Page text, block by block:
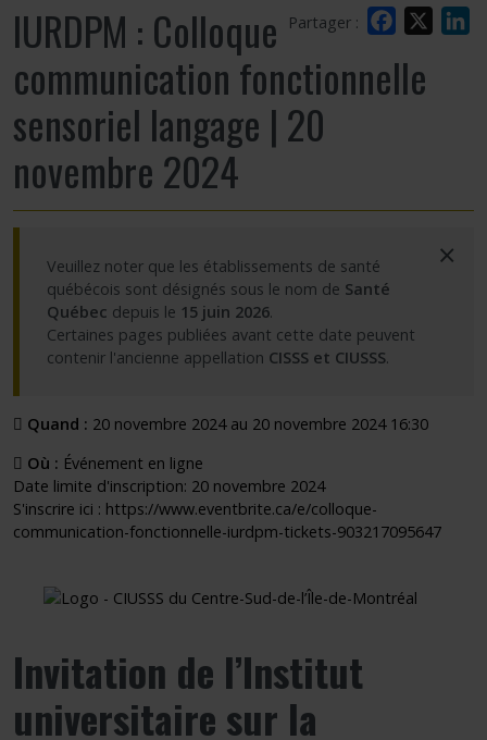
Partager : Facebook
IURDPM : Colloque
communication fonctionnelle
sensoriel langage | 20
novembre 2024
Veuillez noter que les établissements de santé
québécois sont désignés sous le nom de Santé
Québec depuis le 15 juin 2026.
Certaines pages publiées avant cette date peuvent
contenir l'ancienne appellation CISSS et CIUSSS.
×
Quand : 20 novembre 2024 au 20 novembre 2024 16:30
Où : Événement en ligne
Date limite d'inscription: 20 novembre 2024
S'inscrire ici : https://www.eventbrite.ca/e/colloque-
communication-fonctionnelle-iurdpm-tickets-903217095647
Invitation de l’Institut
universitaire sur la